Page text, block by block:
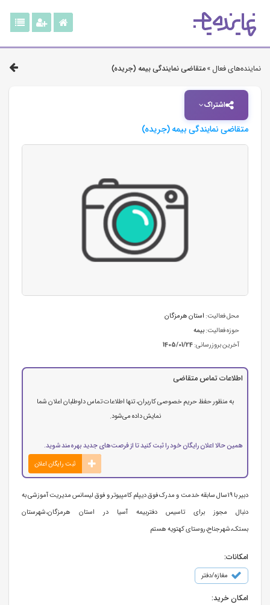
نماینده‌های فعال »متقاضی نمایندگی بیمه (جریده)
اشتراک
متقاضی نمایندگی بیمه (جریده)
محل فعالیت: استان هرمزگان
حوزه فعالیت:بیمه
آخرین بروزرسانی:1405/01/24
اطلاعات تماس متقاضی
به منظور حفظ حریم خصوصی کاربران، تنها اطلاعات تماس داوطلبان اعلان شما
نمایش داده می‌شود.
همین حالا اعلان رایگان خود را ثبت کنید تا از فرصت‌های جدید بهره‌مند شوید.
ثبت رایگان اعلان
دبیر با 19سال سابقه خدمت و مدرک فوق دیپلم کامپیوتر و فوق لیسانس مدیریت آموزشی به
دنبال مجوز برای تاسیس دفتربیمه آسیا در استان هرمزگان،شهرستان
بستک،شهرجناح،روستای کهتویه هستم
امکانات:
مغازه/دفتر
امکان خرید: